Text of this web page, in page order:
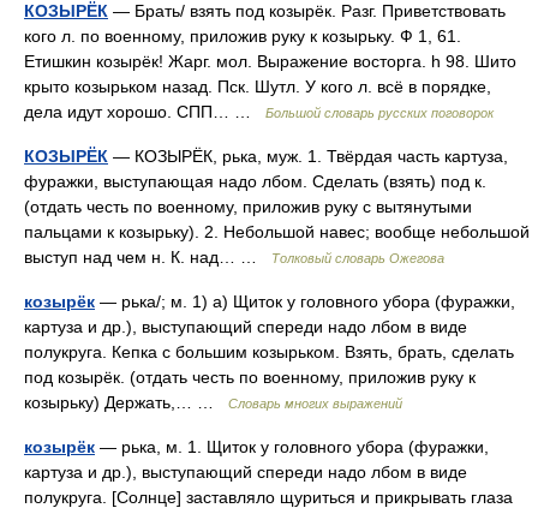
КОЗЫРЁК — Брать/ взять под козырёк. Разг. Приветствовать
кого л. по военному, приложив руку к козырьку. Ф 1, 61.
Етишкин козырёк! Жарг. мол. Выражение восторга. h 98. Шито
крыто козырьком назад. Пск. Шутл. У кого л. всё в порядке,
дела идут хорошо. СПП… …
Большой словарь русских поговорок
КОЗЫРЁК — КОЗЫРЁК, рька, муж. 1. Твёрдая часть картуза,
фуражки, выступающая надо лбом. Сделать (взять) под к.
(отдать честь по военному, приложив руку с вытянутыми
пальцами к козырьку). 2. Небольшой навес; вообще небольшой
выступ над чем н. К. над… …
Толковый словарь Ожегова
козырёк — рька/; м. 1) а) Щиток у головного убора (фуражки,
картуза и др.), выступающий спереди надо лбом в виде
полукруга. Кепка с большим козырьком. Взять, брать, сделать
под козырёк. (отдать честь по военному, приложив руку к
козырьку) Держать,… …
Словарь многих выражений
козырёк — рька, м. 1. Щиток у головного убора (фуражки,
картуза и др.), выступающий спереди надо лбом в виде
полукруга. [Солнце] заставляло щуриться и прикрывать глаза